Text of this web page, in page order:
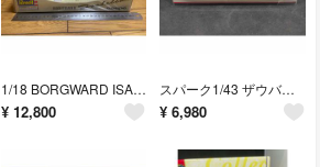
1/18 BORGWARD ISABELLA COUPE Revellミニカー
¥ 12,800
スパーク1/43 ザウバーC30フェラーリ 小林可夢偉2011中国GOミニカー
¥ 6,980